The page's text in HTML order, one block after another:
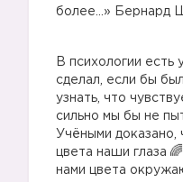
более...» Бернард
В психологии
сделал, если бы
узнать, что
сильно мы бы не
Учёными доказано,
цвета наши глаза
нами цвета